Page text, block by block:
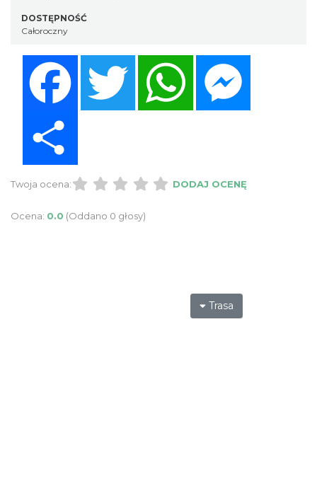
DOSTĘPNOŚĆ
Całoroczny
Twitter WhatsApp
Twoja ocena: DODAJ OCENĘ
Ocena: 0.0 (Oddano 0 głosy)
Trasa